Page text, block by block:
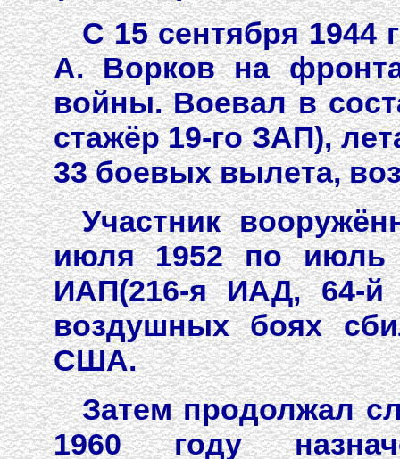
С 15 сентября
А. Ворков на
войны. Воевал в
стажёр 19-го ЗАП),
33 боевых вылета,
Участник
июля 1952 по июль
ИАП(216-я ИАД, 64-
воздушных боях
США.
Затем продолжал
1960 году